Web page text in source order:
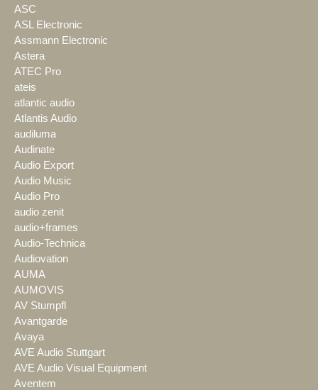
ASC
ASL Electronic
Assmann Electronic
Astera
ATEC Pro
ateis
atlantic audio
Atlantis Audio
audiluma
Audinate
Audio Export
Audio Music
Audio Pro
audio zenit
audio+frames
Audio-Technica
Audiovation
AUMA
AUMOVIS
AV Stumpfl
Avantgarde
Avaya
AVE Audio Stuttgart
AVE Audio Visual Equipment
Aventem